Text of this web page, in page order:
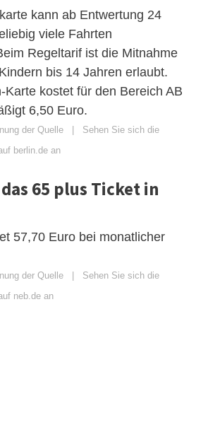
kann ab Entwertung 24
viele Fahrten
Regeltarif ist die Mitnahme
bis 14 Jahren erlaubt.
Karte kostet für den Bereich AB
6,50 Euro.
der Quelle | Sehen Sie sich die
berlin.de an
65 plus Ticket in
57,70 Euro bei monatlicher
der Quelle | Sehen Sie sich die
neb.de an